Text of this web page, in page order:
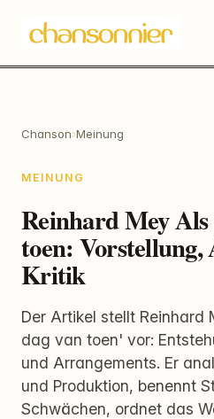
Chanson›Meinung
MEINUNG
Reinhard Mey Als
toen: Vorstellung,
Kritik
Der Artikel stellt Reinhard
dag van toen' vor:
und Arrangements. Er
und Produktion, benennt
Schwächen, ordnet das